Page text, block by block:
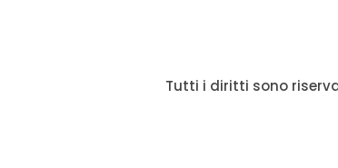
Tutti i diritti sono